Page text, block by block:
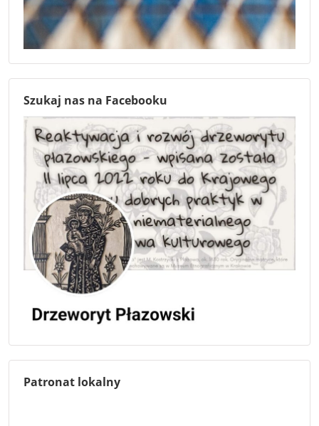
Szukaj nas na Facebooku
Patronat lokalny